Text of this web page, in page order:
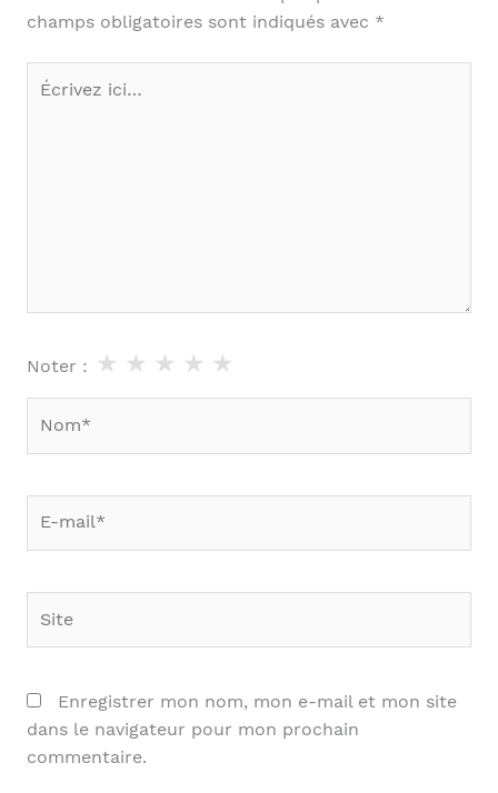
champs obligatoires sont indiqués avec *
Écrivez
Noter : ★
★
★
★
★
Enregistrer mon nom, mon e-mail et mon site
dans le navigateur pour mon prochain
commentaire.